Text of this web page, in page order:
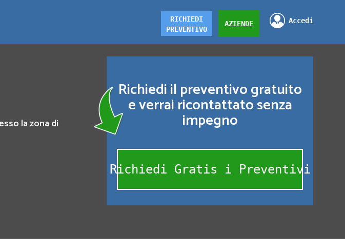
Accedi
AZIENDE
RICHIEDI
PREVENTIVO
la zona di
Richiedi il preventivo gratuito
e verrai ricontattato senza
impegno
Richiedi Gratis i Preventivi